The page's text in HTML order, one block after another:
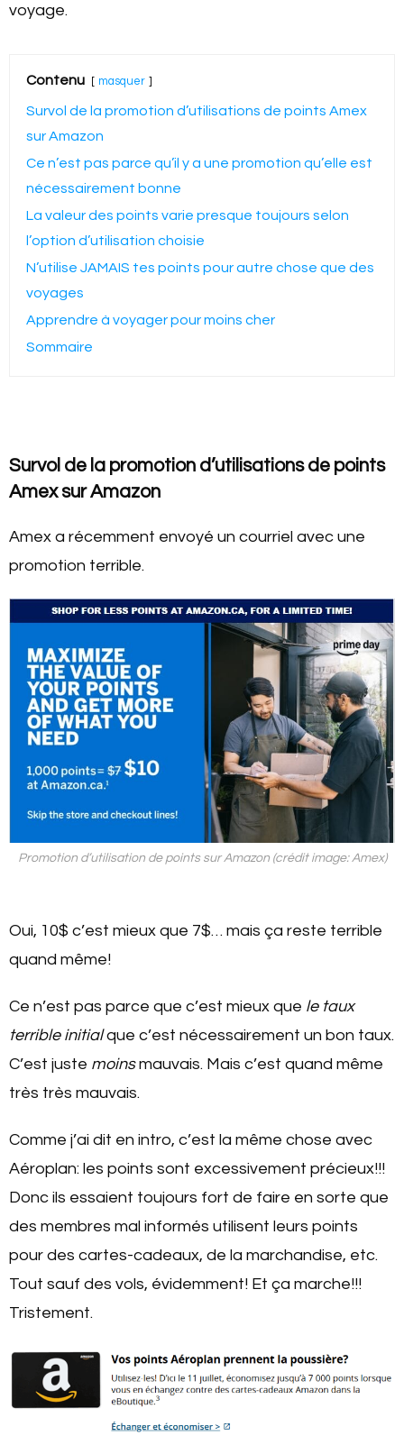
voyage.
Contenu masquer
Survol de la promotion d’utilisations de points Amex
sur Amazon
Ce n’est pas parce qu’il y a une promotion qu’elle est
nécessairement bonne
La valeur des points varie presque toujours selon
l’option d’utilisation choisie
N’utilise JAMAIS tes points pour autre chose que des
voyages
Apprendre à voyager pour moins cher
Sommaire
Survol de la promotion d’utilisations de points
Amex sur Amazon
Amex a récemment envoyé un courriel avec une
promotion terrible.
Promotion d’utilisation de points sur Amazon (crédit image: Amex)
Oui, 10$ c’est mieux que 7$… mais ça reste terrible
quand même!
Ce n’est pas parce que c’est mieux que le taux
terrible initialque c’est nécessairement un bon taux.
C’est juste moinsmauvais. Mais c’est quand même
très très mauvais.
Comme j’ai dit en intro, c’est la même chose avec
Aéroplan: les points sont excessivement précieux!!!
Donc ils essaient toujours fort de faire en sorte que
des membres mal informés utilisent leurs points
pour des cartes-cadeaux, de la marchandise, etc.
Tout sauf des vols, évidemment! Et ça marche!!!
Tristement.